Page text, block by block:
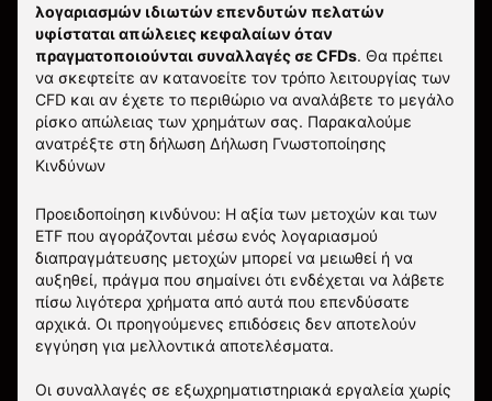
λογαριασμών ιδιωτών επενδυτών πελατών
υφίσταται απώλειες κεφαλαίων όταν
πραγματοποιούνται συναλλαγές σε CFDs. Θα πρέπει
να σκεφτείτε αν κατανοείτε τον τρόπο λειτουργίας των
CFD και αν έχετε το περιθώριο να αναλάβετε το μεγάλο
ρίσκο απώλειας των χρημάτων σας. Παρακαλούμε
ανατρέξτε στη δήλωση Δήλωση Γνωστοποίησης
Κινδύνων
Προειδοποίηση κινδύνου: Η αξία των μετοχών και των
ETF που αγοράζονται μέσω ενός λογαριασμού
διαπραγμάτευσης μετοχών μπορεί να μειωθεί ή να
αυξηθεί, πράγμα που σημαίνει ότι ενδέχεται να λάβετε
πίσω λιγότερα χρήματα από αυτά που επενδύσατε
αρχικά. Οι προηγούμενες επιδόσεις δεν αποτελούν
εγγύηση για μελλοντικά αποτελέσματα.
Οι συναλλαγές σε εξωχρηματιστηριακά εργαλεία χωρίς